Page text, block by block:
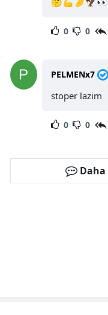
0 0
PELMENx7
stoper lazim
0 0